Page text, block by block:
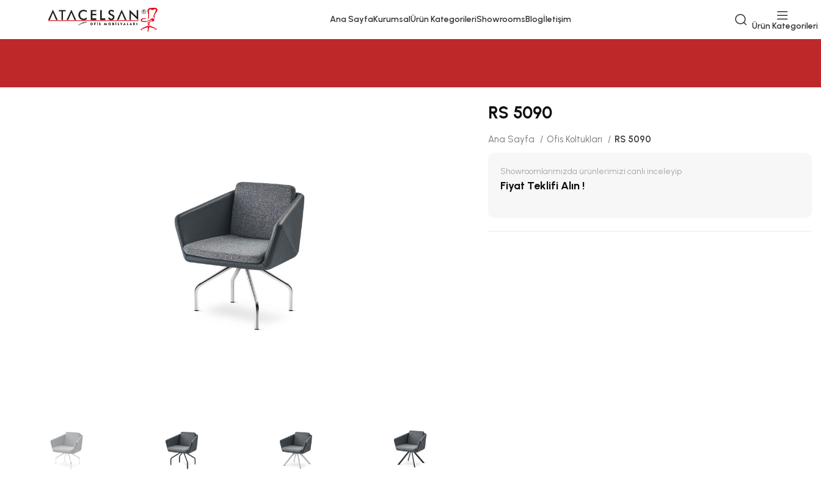
Ana SayfaKurumsalÜrün KategorileriShowroomsBlogİletişim
Ürün Kategorileri
RS 5090
Ana Sayfa Ofis Koltukları RS 5090
Showroomlarımızda ürünlerimizi canlı inceleyip
Fiyat Teklifi Alın !